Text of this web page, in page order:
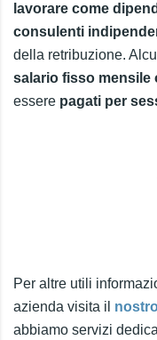
lavorare come
consulenti
della retribuzione.
salario fisso mensile
essere pagati per
Per altre utili
azienda visita il
abbiamo servizi